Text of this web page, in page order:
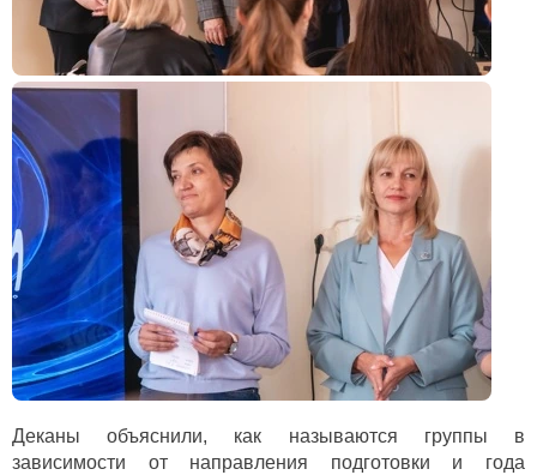
Деканы объяснили, как называются группы в
зависимости от направления подготовки и года